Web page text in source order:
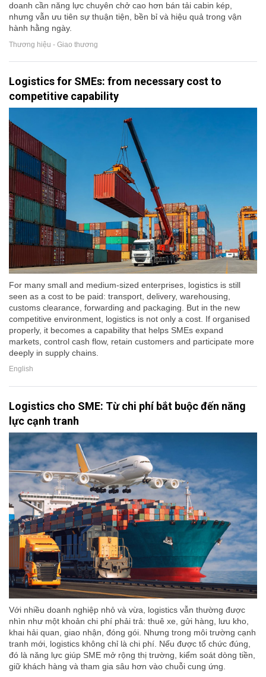
doanh cần năng lực chuyên chở cao hơn bán tải cabin kép,
nhưng vẫn ưu tiên sự thuận tiện, bền bỉ và hiệu quả trong vận
hành hằng ngày.
Thương hiệu - Giao thương
Logistics for SMEs: from necessary cost to
competitive capability
For many small and medium-sized enterprises, logistics is still
seen as a cost to be paid: transport, delivery, warehousing,
customs clearance, forwarding and packaging. But in the new
competitive environment, logistics is not only a cost. If organised
properly, it becomes a capability that helps SMEs expand
markets, control cash flow, retain customers and participate more
deeply in supply chains.
English
Logistics cho SME: Từ chi phí bắt buộc đến năng
lực cạnh tranh
Với nhiều doanh nghiệp nhỏ và vừa, logistics vẫn thường được
nhìn như một khoản chi phí phải trả: thuê xe, gửi hàng, lưu kho,
khai hải quan, giao nhận, đóng gói. Nhưng trong môi trường cạnh
tranh mới, logistics không chỉ là chi phí. Nếu được tổ chức đúng,
đó là năng lực giúp SME mở rộng thị trường, kiểm soát dòng tiền,
giữ khách hàng và tham gia sâu hơn vào chuỗi cung ứng.